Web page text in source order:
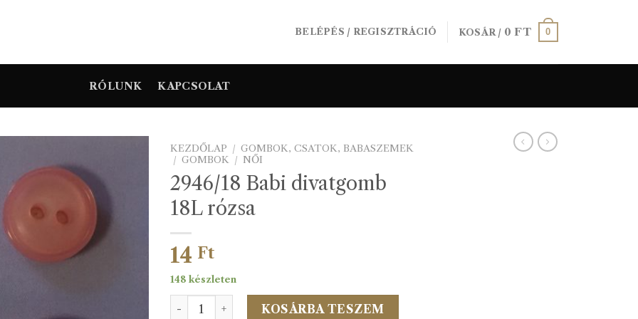
BELÉPÉS / REGISZTRÁCIÓ KOSÁR / 0FT 0
RÓLUNK KAPCSOLAT
KEZDŐLAP / GOMBOK, CSATOK, BABASZEMEK
/ GOMBOK / NŐI
2946/18 Babi divatgomb
18L rózsa
14 Ft
148 készleten
2946/18 Babi divatgomb 18L rózsa mennyiség
KOSÁRBA TESZEM